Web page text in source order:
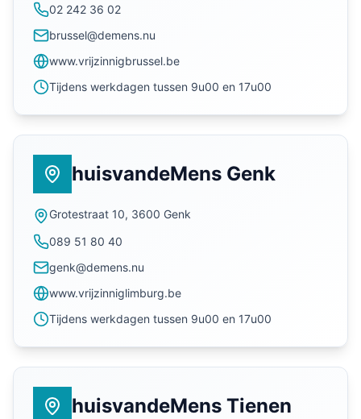
02 242 36 02
brussel@demens.nu
www.vrijzinnigbrussel.be
Tijdens werkdagen tussen 9u00 en 17u00
huisvandeMens Genk
Grotestraat 10, 3600 Genk
089 51 80 40
genk@demens.nu
www.vrijzinniglimburg.be
Tijdens werkdagen tussen 9u00 en 17u00
huisvandeMens Tienen